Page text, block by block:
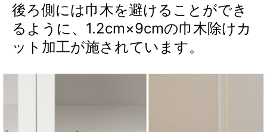
後ろ側には巾木を避けることができ
るように、1.2cm×9cmの巾木除けカ
ット加工が施されています。